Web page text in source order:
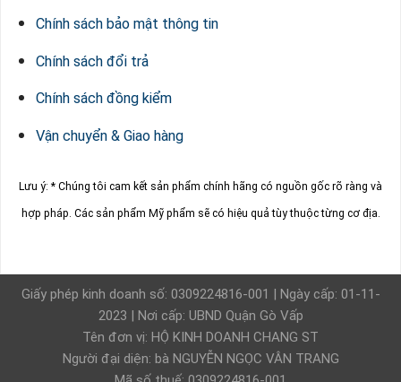
Chính sách bảo mật thông tin
Chính sách đổi trả
Chính sách đồng kiểm
Vận chuyển & Giao hàng
Lưu ý: * Chúng tôi cam kết sản phẩm chính hãng có nguồn gốc rõ ràng và
hợp pháp. Các sản phẩm Mỹ phẩm sẽ có hiệu quả tùy thuộc từng cơ địa.
Giấy phép kinh doanh số: 0309224816-001 | Ngày cấp: 01-11-
2023 | Nơi cấp: UBND Quận Gò Vấp
Tên đơn vị: HỘ KINH DOANH CHANG ST
Người đại diện: bà NGUYỄN NGỌC VÂN TRANG